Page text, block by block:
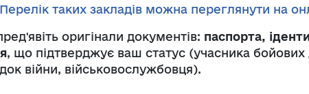
Перелік таких закладів можна переглянути на
оригінали документів: паспорта,
, що підтверджує ваш статус (учасника бойових
війни, військовослужбовця).